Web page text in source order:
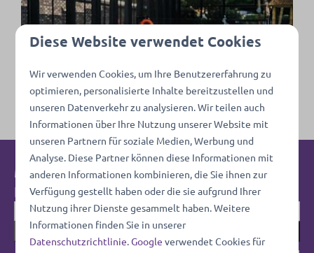
Blog | Familievakantie
familievakantie? Laat je inspireren door onze blog
en ontdek de leukste familieactiviteiten op ons
park!
Melde dich jetzt für unseren
Newsletter an!
Senden Sie
Diese Website verwendet Cookies
Wir verwenden Cookies, um Ihre Benutzererfahrung zu
optimieren, personalisierte Inhalte bereitzustellen und
unseren Datenverkehr zu analysieren. Wir teilen auch
Informationen über Ihre Nutzung unserer Website mit
unseren Partnern für soziale Medien, Werbung und
Analyse. Diese Partner können diese Informationen mit
anderen Informationen kombinieren, die Sie ihnen zur
Verfügung gestellt haben oder die sie aufgrund Ihrer
Nutzung ihrer Dienste gesammelt haben. Weitere
Informationen finden Sie in unserer
Datenschutzrichtlinie .Google verwendet Cookies für